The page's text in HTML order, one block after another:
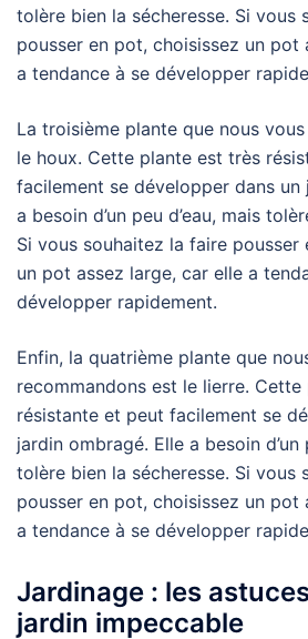
tolère bien la sécheresse. Si vous
pousser en pot, choisissez un pot
a tendance à se développer
La troisième plante que nous
le houx. Cette plante est très
facilement se développer dans un
a besoin d’un peu d’eau, mais
Si vous souhaitez la faire pousser
un pot assez large, car elle a
développer rapidement.
Enfin, la quatrième plante que
recommandons est le lierre.
résistante et peut facilement se
jardin ombragé. Elle a besoin d’un
tolère bien la sécheresse. Si vous
pousser en pot, choisissez un pot
a tendance à se développer
Jardinage : les
jardin impeccable